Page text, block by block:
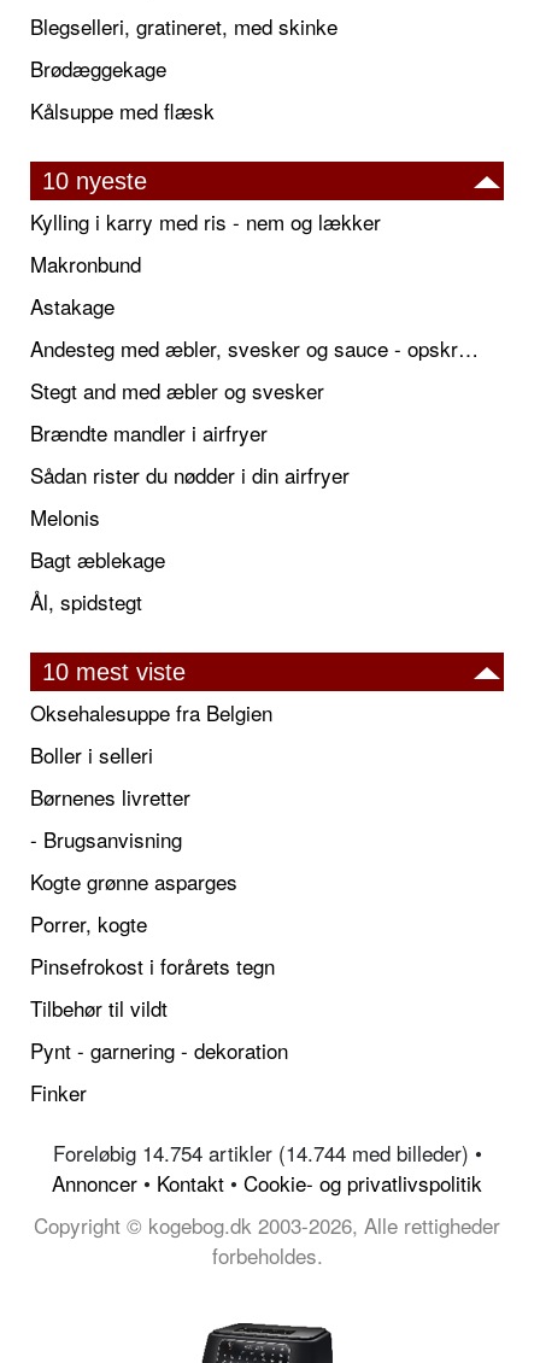
Blegselleri, gratineret, med skinke
Brødæggekage
Kålsuppe med flæsk
10 nyeste
Kylling i karry med ris - nem og lækker
Makronbund
Astakage
Andesteg med æbler, svesker og sauce - opskrift også til jul
Stegt and med æbler og svesker
Brændte mandler i airfryer
Sådan rister du nødder i din airfryer
Melonis
Bagt æblekage
Ål, spidstegt
10 mest viste
Oksehalesuppe fra Belgien
Boller i selleri
Børnenes livretter
- Brugsanvisning
Kogte grønne asparges
Porrer, kogte
Pinsefrokost i forårets tegn
Tilbehør til vildt
Pynt - garnering - dekoration
Finker
Foreløbig 14.754 artikler (14.744 med billeder) •
Annoncer • Kontakt • Cookie- og privatlivspolitik
Copyright © kogebog.dk 2003-2026, Alle rettigheder
forbeholdes.